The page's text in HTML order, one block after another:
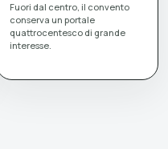
Fuori dal centro, il convento
conserva un portale
quattrocentesco di grande
interesse.